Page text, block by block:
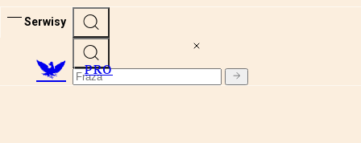
Serwisy
PRO